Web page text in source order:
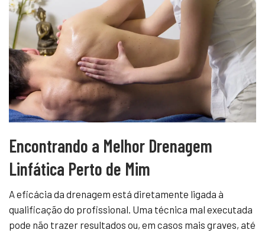
Encontrando a Melhor Drenagem
Linfática Perto de Mim
A eficácia da drenagem está diretamente ligada à
qualificação do profissional. Uma técnica mal executada
pode não trazer resultados ou, em casos mais graves, até